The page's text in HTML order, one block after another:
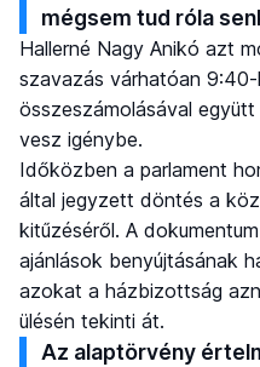
mégsem tud róla
Hallerné Nagy Anikó azt
szavazás várhatóan
összeszámolásával
vesz igénybe.
Időközben a parlament
által jegyzett döntés a
kitűzéséről. A
ajánlások benyújtásának
azokat a házbizottság
ülésén tekinti át.
Az alaptörvény